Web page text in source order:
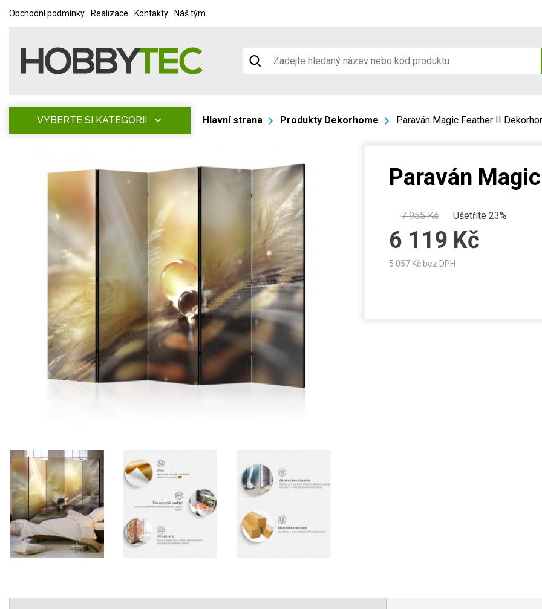
Obchodní podmínky Realizace Kontakty Náš tým
VYBERTE SI KATEGORII Hlavní strana Produkty Dekorhome Paraván Magic Feather II
Paraván
7 955Kč Ušetříte 23%
6 119 Kč
5 057 Kč bez DPH